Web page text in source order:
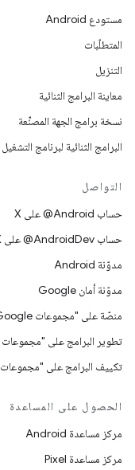
مستودع Android
المتطلّبات
التنزيل
معاينة البرامج الثنائية
نسخة برامج الجهة المصنِّعة
البرامج الثنائية لبرنامج التشغيل
التواصل
حساب ‎@Android على X
حساب ‎@AndroidDev على X
مدوّنة Android
مدوّنة أمان Google
منصّة على "مجموعات Google"
تطوير البرامج على "مجموعات Google"
تكييف البرامج على "مجموعات Google"
الحصول على المساعدة
مركز مساعدة Android
مركز مساعدة Pixel